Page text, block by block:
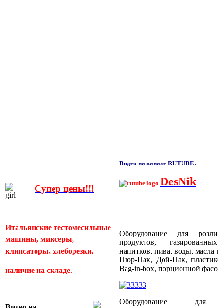
Супер цены!!!
Итальянские тестомесильные
машины, миксеры,
клипсаторы, хлеборезки,
наличие на складе.
Видео на канале RUTUBE:
DesNik
Оборудование для
продуктов,
напитков, пива, воды,
Пюр-Пак, Дой-Пак,
Bag-in-box, порционной
Оборудование